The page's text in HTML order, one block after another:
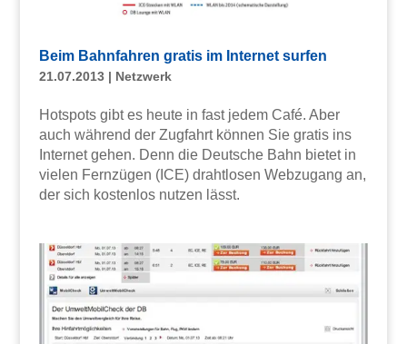
Beim Bahnfahren gratis im Internet surfen
21.07.2013| Netzwerk
Hotspots gibt es heute in fast jedem Café. Aber
auch während der Zugfahrt können Sie gratis ins
Internet gehen. Denn die Deutsche Bahn bietet in
vielen Fernzügen (ICE) drahtlosen Webzugang an,
der sich kostenlos nutzen lässt.